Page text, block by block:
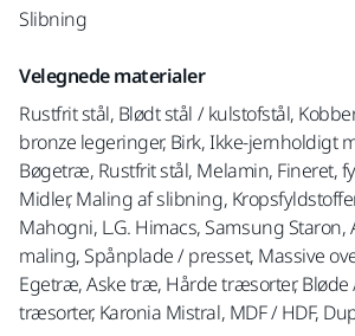
Slibning
Velegnede materialer
Rustfrit stål, Blødt stål / kulstofstål,
bronze legeringer, Birk, Ikke-jernholdigt
Bøgetræ, Rustfrit stål, Melamin, Fineret,
Midler, Maling af slibning,
Mahogni, L.G. Himacs, Samsung Staron,
maling, Spånplade / presset, Massive
Egetræ, Aske træ, Hårde træsorter,
træsorter, Karonia Mistral, MDF / HDF,